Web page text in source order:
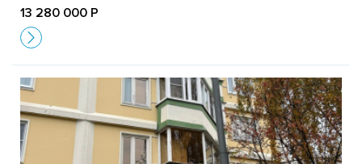
13 280 000 Р